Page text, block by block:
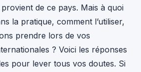
provient de ce pays. Mais à quoi
la pratique, comment l’utiliser,
prendre lors de vos
? Voici les réponses
pour lever tous vos doutes. Si